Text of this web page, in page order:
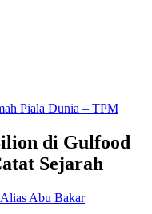
Piala Dunia – TPM
di Gulfood
Sejarah
Alias Abu Bakar